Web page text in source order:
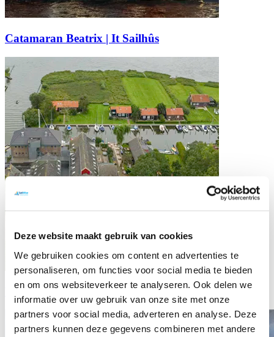
Deze website maakt gebruik van cookies
We gebruiken cookies om content en advertenties te
personaliseren, om functies voor social media te bieden
en om ons websiteverkeer te analyseren. Ook delen we
informatie over uw gebruik van onze site met onze
partners voor social media, adverteren en analyse. Deze
partners kunnen deze gegevens combineren met andere
Catamaran Beatrix | It Sailhûs
Watersportcentrum It Sailhûs